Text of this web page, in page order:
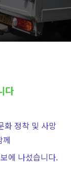
다
화 정착 및 사망
께
에 나섰습니다.